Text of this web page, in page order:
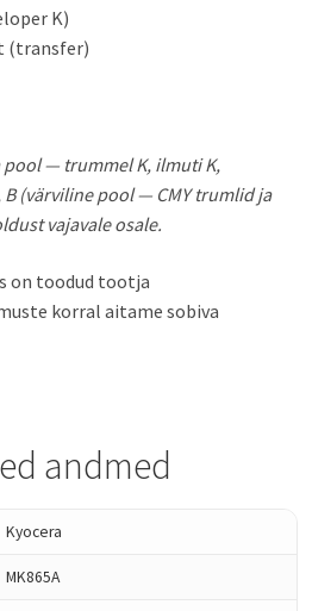
K)
(transfer)
pool — trummel K, ilmuti K,
(värviline pool — CMY trumlid ja
vajavale osale.
on toodud tootja
korral aitame sobiva
andmed
Kyocera
MK865A